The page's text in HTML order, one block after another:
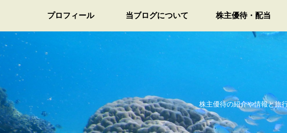
株主優待の紹介や情報と旅
プロフィール 当ブログについて 株主優待・配当